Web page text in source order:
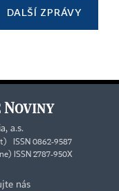
DALŠÍ ZPRÁVY
a.s.
ISSN 0862-9587
ISSN 2787-950X
nás